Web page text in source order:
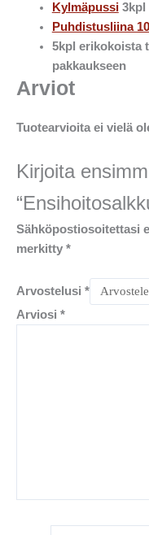
Kylmäpussi3kpl
Puhdistusliina
5kpl erikokoista
pakkaukseen
Arviot
Tuotearvioita ei vielä
Kirjoita
Sähköpostiosoitettasi
merkitty *
Arvostelusi *
Arviosi *